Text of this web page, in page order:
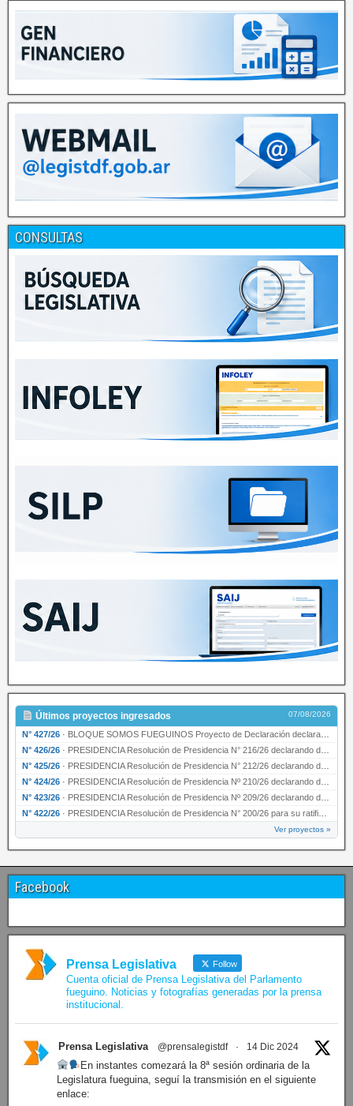
CONSULTAS
Últimos proyectos ingresados 07/08/2026
N° 427/26 · BLOQUE SOMOS FUEGUINOS Proyecto de Declaración declarando de interés provincial PRESIDENCI…
N° 426/26 · PRESIDENCIA Resolución de Presidencia N° 216/26 declarando de interés provincial la labor …
N° 425/26 · PRESIDENCIA Resolución de Presidencia N° 212/26 declarando de interés provincial el “50° A…
N° 424/26 · PRESIDENCIA Resolución de Presidencia Nº 210/26 declarando de interés provincial el proyec…
N° 423/26 · PRESIDENCIA Resolución de Presidencia Nº 209/26 declarando de interés provincial la presen…
N° 422/26 · PRESIDENCIA Resolución de Presidencia N° 200/26 para su ratificación.
Ver proyectos »
Facebook
Prensa Legislativa Follow
Cuenta oficial de Prensa Legislativa del Parlamento
fueguino. Noticias y fotografías generadas por la prensa
institucional.
Prensa Legislativa @prensalegistdf · 14 Dic 2024
En instantes comezará la 8ª sesión ordinaria de la
Legislatura fueguina, seguí la transmisión en el siguiente
enlace: